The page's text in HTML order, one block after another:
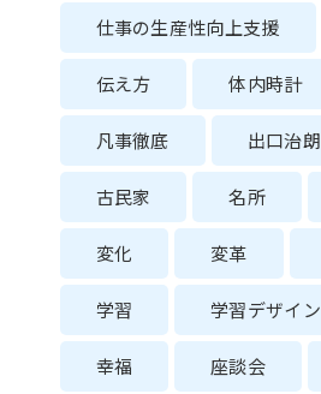
仕事の生産性向上支援
伝え方 体内時計
凡事徹底 出口治朗
古民家 名所
変化 変革
学習 学習デザイン
幸福 座談会